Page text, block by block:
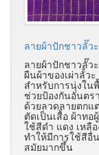
ลายผ้าปักชาวลั๊ว
ลายผ้าปักชาวลั๊ว
ผืนผ้าของเผ่าลั้ว
สำหรับการนุ่งใน
ช่วยป้องกันอันตร
ด้วยลวดลายตกแ
ตัดเป็นเสื้อ ผ้าท
ใช้สีดำ แดง เหลื
ทำให้มีการใช้สีอื่
สมัยมากขึ้น